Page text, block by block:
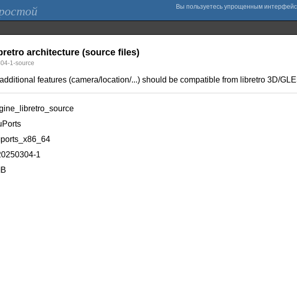
architecture (source files)
1-source
features (camera/location/...) should be compatible from libretro 3D/
1